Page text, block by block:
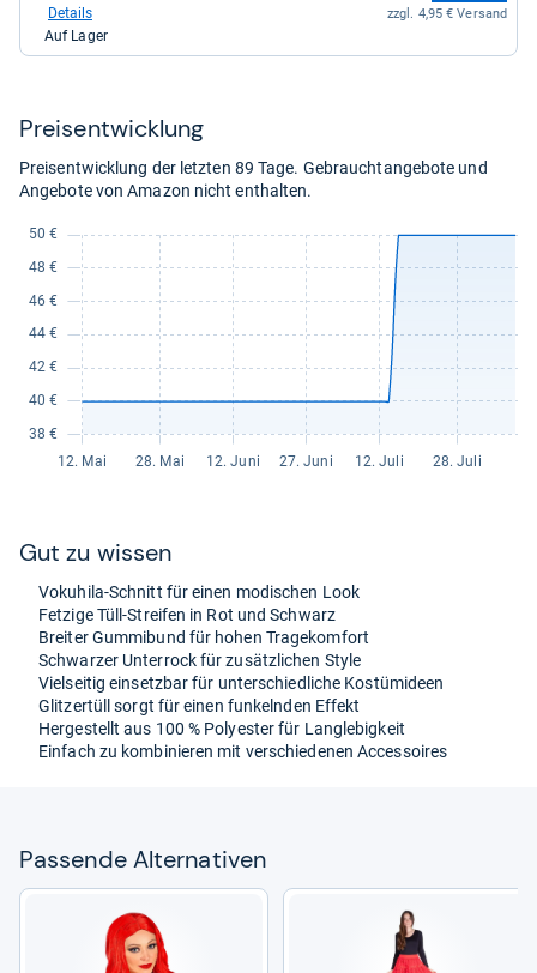
eBay
zzgl. 4,95 € Versand
Details
Auf Lager
Preis­ent­wick­lung
Preisentwicklung der letzten 89 Tage. Gebrauchtangebote und
Angebote von Amazon nicht enthalten.
Gut zu wis­sen
Voku­hila-​Schnitt für einen modi­schen Look
Fet­zige Tüll-​Strei­fen in Rot und Schwarz
Brei­ter Gum­mi­bund für hohen Tra­ge­kom­fort
Schwar­zer Unter­rock für zusätz­li­chen Style
Viel­sei­tig ein­setz­bar für unter­schied­li­che Kostü­mi­deen
Glit­zer­tüll sorgt für einen fun­keln­den Effekt
Her­ge­stellt aus 100 % Poly­es­ter für Lang­le­big­keit
Ein­fach zu kom­bi­nie­ren mit ver­schie­de­nen Acces­soires
Pas­sende Alter­na­ti­ven